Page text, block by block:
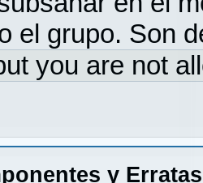
el grupo. Son
you are not
y Erratas